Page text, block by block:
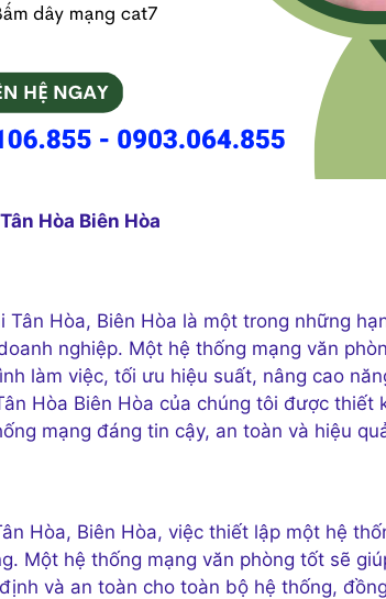
Hòa Biên Hòa
Hòa, Biên Hòa là một trong những
nghiệp. Một hệ thống mạng văn
làm việc, tối ưu hiệu suất, nâng cao
Hòa Biên Hòa của chúng tôi được thiết
mạng đáng tin cậy, an toàn và hiệu
Hòa, Biên Hòa, việc thiết lập một hệ
Một hệ thống mạng văn phòng tốt sẽ
và an toàn cho toàn bộ hệ thống,